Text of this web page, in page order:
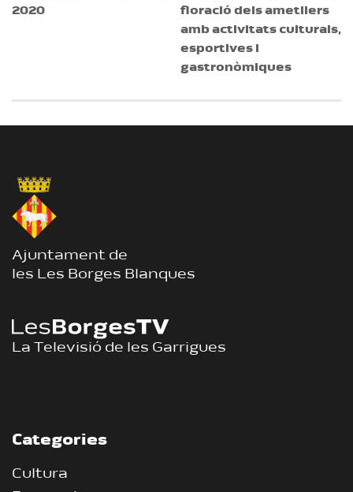
2020
floració dels ametllers
amb activitats culturals,
esportives i
gastronòmiques
Ajuntament de
les Les Borges Blanques
La Televisió de les Garrigues
Categories
Cultura